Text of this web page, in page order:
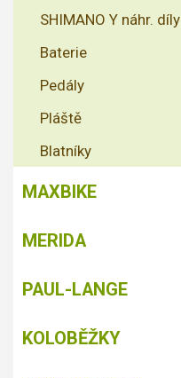
SHIMANO Y náhr. díly
Baterie
Pedály
Pláště
Blatníky
MAXBIKE
MERIDA
PAUL-LANGE
KOLOBĚŽKY